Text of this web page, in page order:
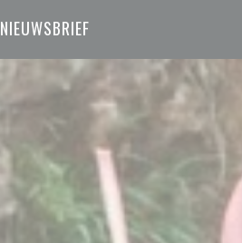
NIEUWSBRIEF